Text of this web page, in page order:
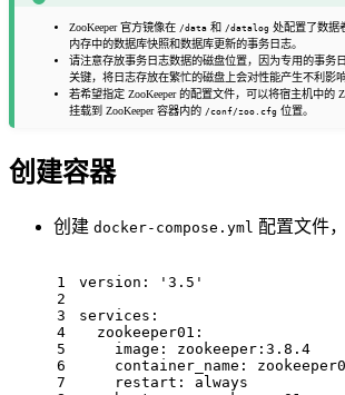
ZooKeeper 官方镜像在 /data 和 /datalog 处配置了数据
内存中的数据库快照和数据库更新的事务日志。
请注意存放事务日志数据的磁盘位置，因为专用的事务
关键，将日志存放在繁忙的磁盘上会对性能产生不利影响
若希望指定 ZooKeeper 的配置文件，可以将宿主机中的
挂载到 ZooKeeper 容器内的 /conf/zoo.cfg 位置。
创建容器
创建 docker-compose.yml 配置文件
1
2
3
4
5
6
7
version:
'3.5'
services:
zookeeper01:
image:
zookeeper:3.8.4
container_name:
restart:
always